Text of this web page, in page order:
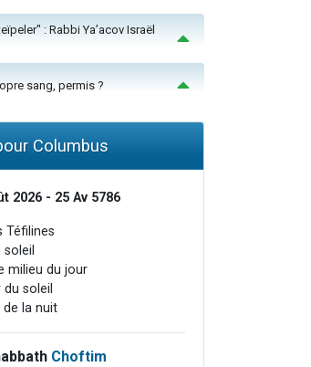
: Rabbi Ya’acov Israël
sang, permis ?
Columbus
2026 - 25 Av 5786
Téfilines
soleil
milieu du jour
soleil
la nuit
Choftim